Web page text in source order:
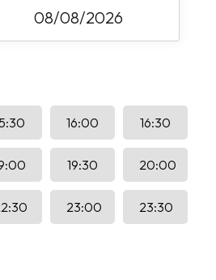
16:00 16:30
19:30 20:00
23:00 23:30